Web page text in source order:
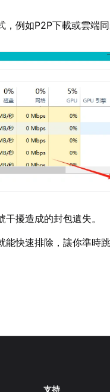
例如P2P下載或雲端同
擾造成的封包遺失。
能快速排除，讓你準時
支持